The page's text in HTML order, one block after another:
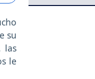
su
las
le